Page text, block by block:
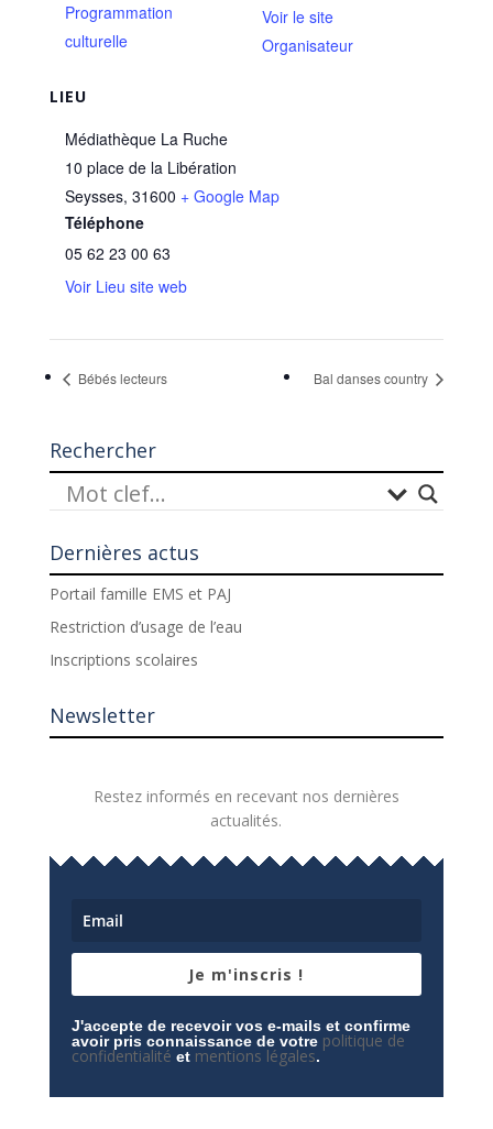
Programmation
culturelle
LIEU
Médiathèque La Ruche
10 place de la Libération
Seysses, 31600 + Google Map
Téléphone
05 62 23 00 63
Voir Lieu site web
Voir le site
Organisateur
Bébés lecteurs Bal danses country
Rechercher
Dernières actus
Portail famille EMS et PAJ
Restriction d’usage de l’eau
Inscriptions scolaires
Newsletter
Restez informés en recevant nos dernières
actualités.
Je m'inscris !
J'accepte de recevoir vos e-mails et confirme
avoir pris connaissance de votre politique de
confidentialité et mentions légales.